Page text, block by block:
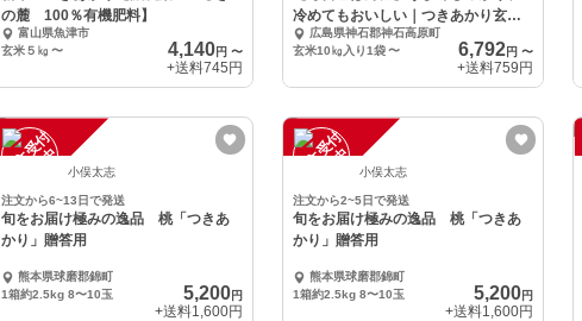
の麓 100％有機肥料】
富山県魚津市
玄米５㎏ 〜 4,140円 〜
+送料745円
冷めてもおいしい｜つきあかり玄米
10㎏入り
広島県神石郡神石高原町
玄米10㎏入り1袋 〜 6,792円〜
+送料759円
注
文
受
付
停
止
中 小俣太志
注文から6~13日で発送
旬をお届け極みの逸品 桃「つきあ
かり」贈答用
熊本県球磨郡錦町
1箱約2.5kg 8〜10玉
5,200円
+送料1,600円
注
文
受
付
停
止
中 小俣太志
注文から2~5日で発送
旬をお届け極みの逸品 桃「つきあ
かり」贈答用
熊本県球磨郡錦町
1箱約2.5kg 8〜10玉
5,200円
+送料1,600円